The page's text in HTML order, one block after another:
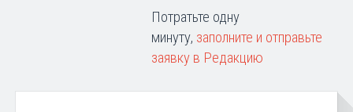
Потратьте одну
минуту, заполните и отправьте
заявку в Редакцию